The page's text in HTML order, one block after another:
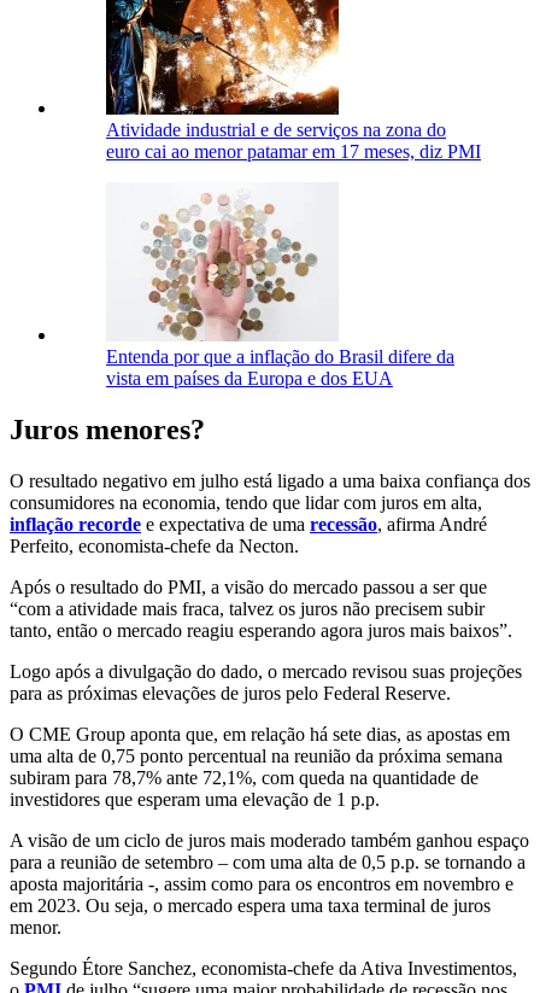
Atividade industrial e de serviços na zona do
euro cai ao menor patamar em 17 meses, diz PMI
Entenda por que a inflação do Brasil difere da
vista em países da Europa e dos EUA
Juros menores?
O resultado negativo em julho está ligado a uma baixa confiança dos
consumidores na economia, tendo que lidar com juros em alta,
inflação recorde e expectativa de uma recessão, afirma André
Perfeito, economista-chefe da Necton.
Após o resultado do PMI, a visão do mercado passou a ser que
“com a atividade mais fraca, talvez os juros não precisem subir
tanto, então o mercado reagiu esperando agora juros mais baixos”.
Logo após a divulgação do dado, o mercado revisou suas projeções
para as próximas elevações de juros pelo Federal Reserve.
O CME Group aponta que, em relação há sete dias, as apostas em
uma alta de 0,75 ponto percentual na reunião da próxima semana
subiram para 78,7% ante 72,1%, com queda na quantidade de
investidores que esperam uma elevação de 1 p.p.
A visão de um ciclo de juros mais moderado também ganhou espaço
para a reunião de setembro – com uma alta de 0,5 p.p. se tornando a
aposta majoritária -, assim como para os encontros em novembro e
em 2023. Ou seja, o mercado espera uma taxa terminal de juros
menor.
Segundo Étore Sanchez, economista-chefe da Ativa Investimentos,